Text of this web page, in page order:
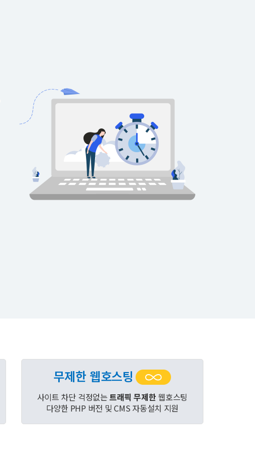
무제한 웹호스팅
사이트 차단 걱정없는트래픽 무제한 웹호스팅
다양한 PHP 버전 및 CMS 자동설치 지원